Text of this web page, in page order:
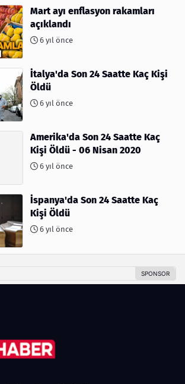
Mart ayı enflasyon rakamları
açıklandı
6 yıl önce
İtalya'da Son 24 Saatte Kaç Kişi
Öldü
6 yıl önce
Amerika'da Son 24 Saatte Kaç
Kişi Öldü - 06 Nisan 2020
6 yıl önce
İspanya'da Son 24 Saatte Kaç
Kişi Öldü
6 yıl önce